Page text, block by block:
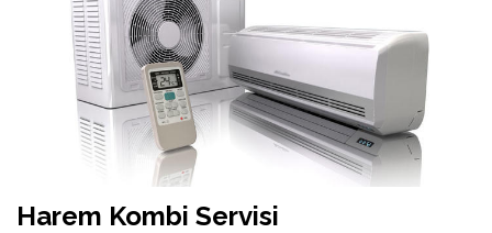
Harem Kombi Servisi